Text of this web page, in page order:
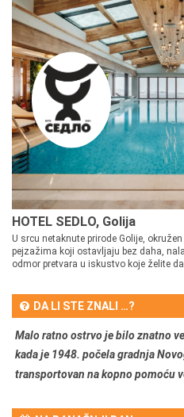
HOTEL SEDLO, Golija
U srcu netaknute prirode Golije,
pejzažima koji ostavljaju bez daha,
odmor pretvara u iskustvo koje želite da
DA LI STE ZNALI …?
Malo ratno ostrvo je bilo znatno
kada je 1948. počela gradnja
transportovan na kopno pomoću